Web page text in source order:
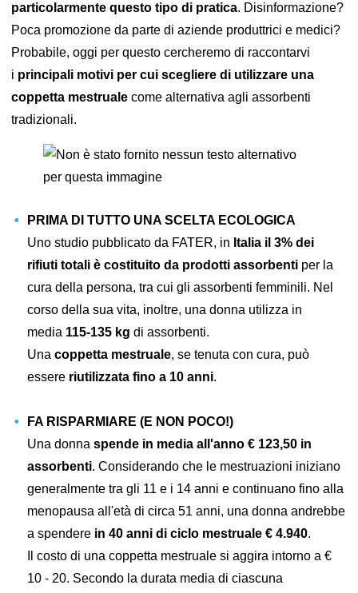
particolarmente questo tipo di pratica. Disinformazione?
Poca promozione da parte di aziende produttrici e medici?
Probabile, oggi per questo cercheremo di raccontarvi
i principali motivi per cui scegliere di utilizzare una
coppetta mestruale come alternativa agli assorbenti
tradizionali.
PRIMA DI TUTTO UNA SCELTA ECOLOGICA
Uno studio pubblicato da FATER, in Italia il 3% dei
rifiuti totali è costituito da prodotti assorbenti per la
cura della persona, tra cui gli assorbenti femminili. Nel
corso della sua vita, inoltre, una donna utilizza in
media 115-135 kg di assorbenti.
Una coppetta mestruale, se tenuta con cura, può
essere riutilizzata fino a 10 anni.
FA RISPARMIARE (E NON POCO!)
Una donna spende in media all'anno € 123,50 in
assorbenti. Considerando che le mestruazioni iniziano
generalmente tra gli 11 e i 14 anni e continuano fino alla
menopausa all'età di circa 51 anni, una donna andrebbe
a spendere in 40 anni di ciclo mestruale € 4.940.
Il costo di una coppetta mestruale si aggira intorno a €
10 - 20. Secondo la durata media di ciascuna